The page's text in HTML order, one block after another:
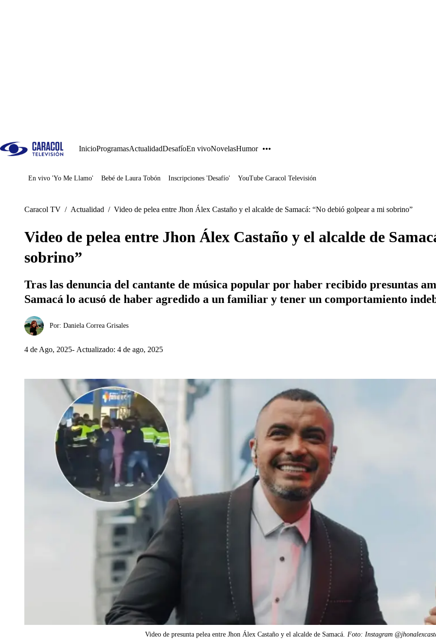
InicioProgramasActualidadDesafíoEn vivoNovelasHumor
Juegos
En vivo 'Yo Me Llamo' Bebé de Laura Tobón Inscripciones 'Desafío' YouTube Caracol Televisión
Caracol TV / Actualidad / Video de pelea entre Jhon Álex Castaño y el alcalde de Samacá: “No debió golpear a mi sobrino”
Video de pelea entre Jhon Álex Castaño y el alcalde de
sobrino”
Tras las denuncia del cantante de música popular por haber recibido presuntas
Samacá lo acusó de haber agredido a un familiar y tener un comportamiento
Por: Daniela Correa Grisales
4 de Ago, 2025 Actualizado: 4 de ago, 2025
Video de presunta pelea entre Jhon Álex Castaño y el alcalde de Samacá. Foto: Instagram